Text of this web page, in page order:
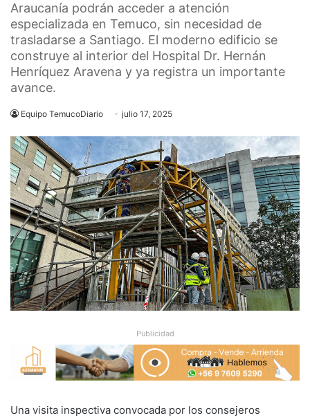
Araucanía podrán acceder a atención
especializada en Temuco, sin necesidad de
trasladarse a Santiago. El moderno edificio se
construye al interior del Hospital Dr. Hernán
Henríquez Aravena y ya registra un importante
avance.
Equipo TemucoDiario julio 17, 2025
Publicidad
Una visita inspectiva convocada por los consejeros